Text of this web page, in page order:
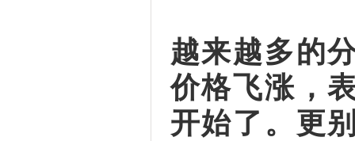
越来越多的
价格飞涨，
开始了。更